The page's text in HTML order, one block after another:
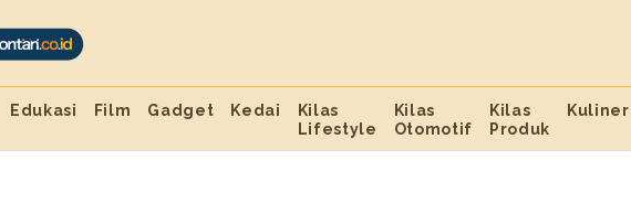
Edukasi Film Gadget Kedai
Kilas
Lifestyle
Kilas
Otomotif
Kilas
Produk
Kuliner